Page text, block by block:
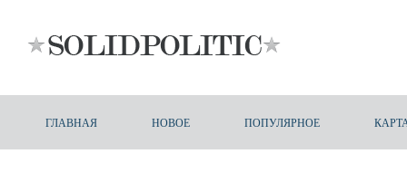
ГЛАВНАЯ НОВОЕ ПОПУЛЯРНОЕ